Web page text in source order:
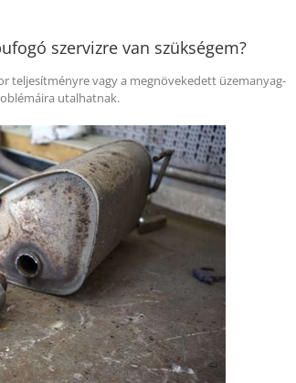
szervizre van szükségem?
teljesítményre vagy a megnövekedett üzemanyag-
utalhatnak.